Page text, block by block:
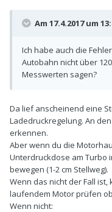
Am 17.4.2017 um
Ich habe auch die
Autobahn nicht über
Messwerten sagen?
Da lief anscheinend eine
Ladedruckregelung. An
erkennen.
Aber wenn du die
Unterdruckdose am Turbo
bewegen (1-2 cm Stellweg).
Wenn das nicht der Fall
laufendem Motor prüfen
Wenn nicht: